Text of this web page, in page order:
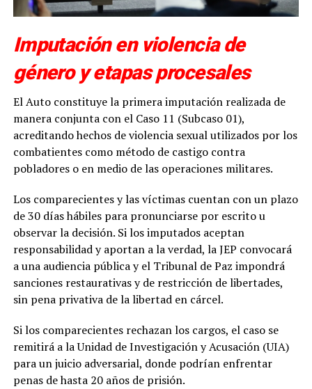
Imputación en violencia de
género y etapas procesales
El Auto constituye la primera imputación realizada de
manera conjunta con el Caso 11 (Subcaso 01),
acreditando hechos de violencia sexual utilizados por los
combatientes como método de castigo contra
pobladores o en medio de las operaciones militares.
Los comparecientes y las víctimas cuentan con un plazo
de 30 días hábiles para pronunciarse por escrito u
observar la decisión. Si los imputados aceptan
responsabilidad y aportan a la verdad, la JEP convocará
a una audiencia pública y el Tribunal de Paz impondrá
sanciones restaurativas y de restricción de libertades,
sin pena privativa de la libertad en cárcel.
Si los comparecientes rechazan los cargos, el caso se
remitirá a la Unidad de Investigación y Acusación (UIA)
para un juicio adversarial, donde podrían enfrentar
penas de hasta 20 años de prisión.